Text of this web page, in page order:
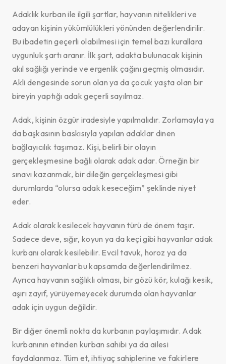
Adaklık kurban ile ilgili şartlar, hayvanın nitelikleri ve
adayan kişinin yükümlülükleri yönünden değerlendirilir.
Bu ibadetin geçerli olabilmesi için temel bazı kurallara
uygunluk şartı aranır. İlk şart, adakta bulunacak kişinin
akıl sağlığı yerinde ve ergenlik çağını geçmiş olmasıdır.
Akli dengesinde sorun olan ya da çocuk yaşta olan bir
bireyin yaptığı adak geçerli sayılmaz.
Adak, kişinin özgür iradesiyle yapılmalıdır. Zorlamayla ya
da başkasının baskısıyla yapılan adaklar dinen
bağlayıcılık taşımaz. Kişi, belirli bir olayın
gerçekleşmesine bağlı olarak adak adar. Örneğin bir
sınavı kazanmak, bir dileğin gerçekleşmesi gibi
durumlarda “olursa adak keseceğim” şeklinde niyet
eder.
Adak olarak kesilecek hayvanın türü de önem taşır.
Sadece deve, sığır, koyun ya da keçi gibi hayvanlar adak
kurbanı olarak kesilebilir. Evcil tavuk, horoz ya da
benzeri hayvanlar bu kapsamda değerlendirilmez.
Ayrıca hayvanın sağlıklı olması, bir gözü kör, kulağı kesik,
aşırı zayıf, yürüyemeyecek durumda olan hayvanlar
adak için uygun değildir.
Bir diğer önemli nokta da kurbanın paylaşımıdır. Adak
kurbanının etinden kurban sahibi ya da ailesi
faydalanmaz. Tüm et, ihtiyaç sahiplerine ve fakirlere